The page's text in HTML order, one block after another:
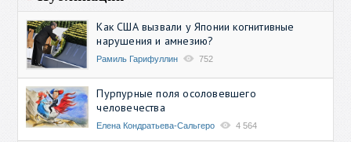
Как США вызвали у Японии когнитивные
нарушения и амнезию?
Рамиль Гарифуллин 752
Пурпурные поля осоловевшего
человечества
Елена Кондратьева-Сальгеро 4 564